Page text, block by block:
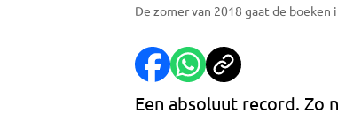
De zomer van 2018 gaat de
Een absoluut record. Zo